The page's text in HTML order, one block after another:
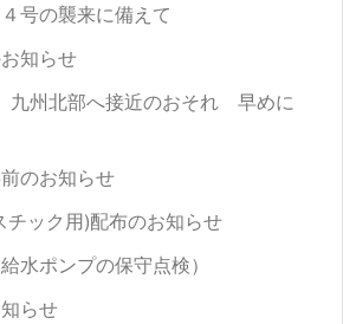
号の襲来に備えて
知らせ
州北部へ接近のおそれ 早めに
のお知らせ
チック用)配布のお知らせ
水ポンプの保守点検）
らせ